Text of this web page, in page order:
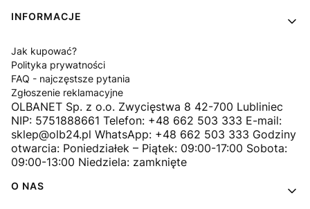
INFORMACJE
Jak kupować?
Polityka prywatności
FAQ - najczęstsze pytania
Zgłoszenie reklamacyjne
OLBANET Sp. z o.o. Zwycięstwa 8 42-700 Lubliniec
NIP: 5751888661 Telefon: +48 662 503 333 E-mail:
sklep@olb24.pl WhatsApp: +48 662 503 333 Godziny
otwarcia: Poniedziałek – Piątek: 09:00-17:00 Sobota:
09:00-13:00 Niedziela: zamknięte
O NAS